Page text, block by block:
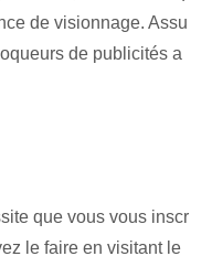
de visionnage. Assu
de publicités a
que vous vous inscr
le faire en visitant le